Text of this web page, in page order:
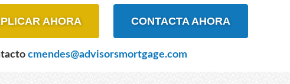
AHORA CONTACTA AHORA
cmendes@advisorsmortgage.com